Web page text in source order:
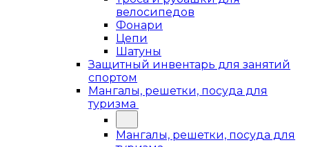
велосипедов
Фонари
Цепи
Шатуны
Защитный инвентарь для занятий
спортом
Мангалы, решетки, посуда для
туризма
Мангалы, решетки, посуда для